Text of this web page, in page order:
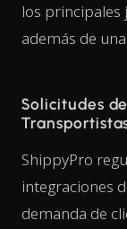
los principales
además de
Solicitudes
ShippyPro
integraciones
demanda de